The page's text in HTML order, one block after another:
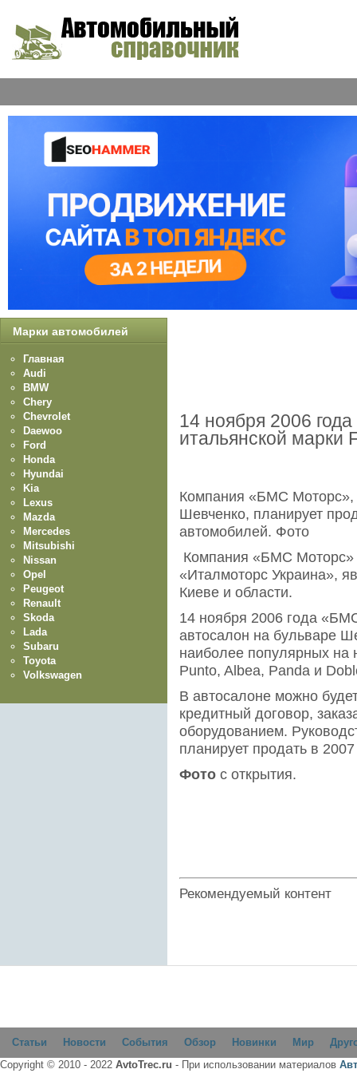
14 ноября 2006
итальянской марки
Компания «БМС Моторс»,
Шевченко, планирует
автомобилей. Фото
Компания «БМС
«Италмоторс Украина»,
Киеве и области.
14 ноября 2006 года
автосалон на бульваре
наиболее популярных
Punto, Albea, Panda и
В автосалоне можно
кредитный договор,
оборудованием.
планирует продать в
Фото с открытия.
Рекомендуемый контент
Марки автомобилей
Главная
Audi
BMW
Chery
Chevrolet
Daewoo
Ford
Honda
Hyundai
Kia
Lexus
Mazda
Mercedes
Mitsubishi
Nissan
Opel
Peugeot
Renault
Skoda
Lada
Subaru
Toyota
Volkswagen
Статьи Новости События Обзор Новинки Мир
Copyright © 2010 - 2022 AvtoTrec.ru - При использовании материалов